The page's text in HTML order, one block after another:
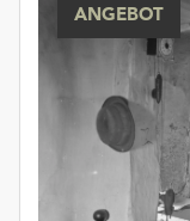
ANGEBOT